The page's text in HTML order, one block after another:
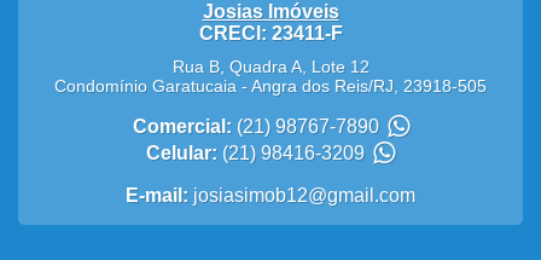
Josias Imóveis
CRECI: 23411-F
Rua B, Quadra A, Lote 12
Condomínio Garatucaia -Angra dos Reis/RJ 23918-505
Comercial: (21) 98767-7890
Celular: (21) 98416-3209
E-mail: josiasimob12@gmail.com